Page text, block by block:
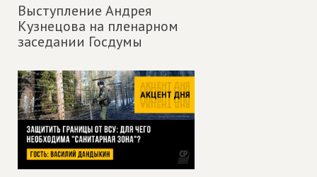
Выступление Андрея
Кузнецова на пленарном
заседании Госдумы